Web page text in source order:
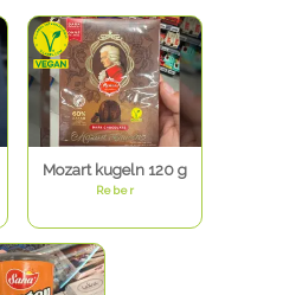
Mozart kugeln 120 g
Reber